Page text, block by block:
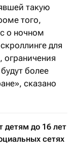
такую
того,
о ночном
для
более
сказано
детям до 16 лет
сетях